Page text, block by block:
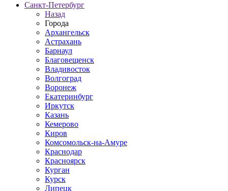
Санкт-Петербург
Назад
Города
Архангельск
Астрахань
Барнаул
Благовещенск
Владивосток
Волгоград
Воронеж
Екатеринбург
Иркутск
Казань
Кемерово
Киров
Комсомольск-на-Амуре
Краснодар
Красноярск
Курган
Курск
Липецк